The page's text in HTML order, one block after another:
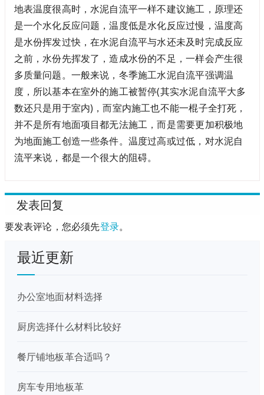
地表温度很高时，水泥自流平一样不建议施工，原理还
是一个水化反应问题，温度低是水化反应过慢，温度高
是水份挥发过快，在水泥自流平与水还未及时完成反应
之前，水份先挥发了，造成水份的不足，一样会产生很
多质量问题。一般来说，冬季施工水泥自流平强调温
度，所以基本在室外的施工被暂停(其实水泥自流平大多
数还只是用于室内)，而室内施工也不能一棍子全打死，
并不是所有地面项目都无法施工，而是需要更加积极地
为地面施工创造一些条件。温度过高或过低，对水泥自
流平来说，都是一个很大的阻碍。
发表回复
要发表评论，您必须先登录。
最近更新
办公室地面材料选择
厨房选择什么材料比较好
餐厅铺地板革合适吗？
房车专用地板革